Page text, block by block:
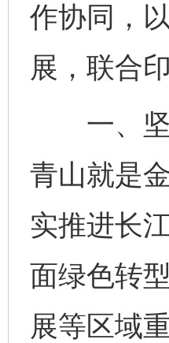
作协同，
展，联合
一、坚
青山就是
实推进长
面绿色转
展等区域